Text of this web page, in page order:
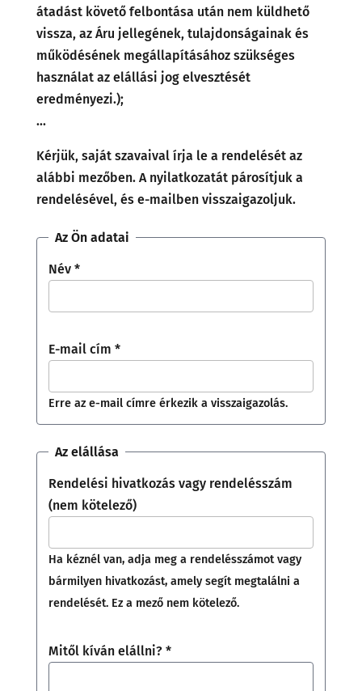
átadást követő felbontása után nem küldhető
vissza, az Áru jellegének, tulajdonságainak és
működésének megállapításához szükséges
használat az elállási jog elvesztését
eredményezi.);
...
Kérjük, saját szavaival írja le a rendelését az
alábbi mezőben. A nyilatkozatát párosítjuk a
rendelésével, és e-mailben visszaigazoljuk.
Az Ön adatai
Név*
E-mail cím*
Erre az e-mail címre érkezik a visszaigazolás.
Az elállása
Rendelési hivatkozás vagy rendelésszám
(nem kötelező)
Ha kéznél van, adja meg a rendelésszámot vagy
bármilyen hivatkozást, amely segít megtalálni a
rendelését. Ez a mező nem kötelező.
Mitől kíván elállni?*